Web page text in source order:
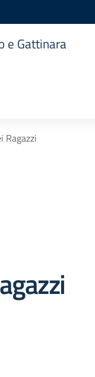
e Gattinara
Ragazzi